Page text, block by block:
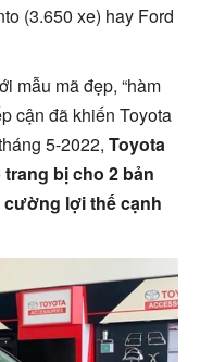
(3.650 xe) hay Ford
mẫu mã đẹp, “hàm
cận đã khiến Toyota
5-2022, Toyota
bị cho 2 bản
cường lợi thế cạnh